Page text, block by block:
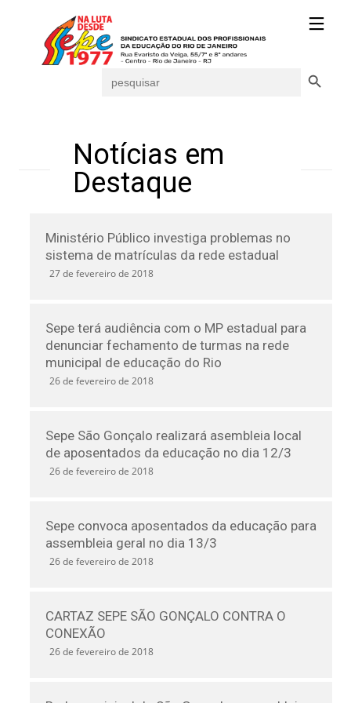
for:
Notícias em
Destaque
Ministério Público investiga problemas no
sistema de matrículas da rede estadual
27 de fevereiro de 2018
Sepe terá audiência com o MP estadual para
denunciar fechamento de turmas na rede
municipal de educação do Rio
26 de fevereiro de 2018
Sepe São Gonçalo realizará asembleia local
de aposentados da educação no dia 12/3
26 de fevereiro de 2018
Sepe convoca aposentados da educação para
assembleia geral no dia 13/3
26 de fevereiro de 2018
CARTAZ SEPE SÃO GONÇALO CONTRA O
CONEXÃO
26 de fevereiro de 2018